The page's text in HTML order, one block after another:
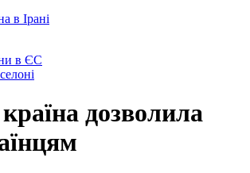
в Ірані
в ЄС
дозволила